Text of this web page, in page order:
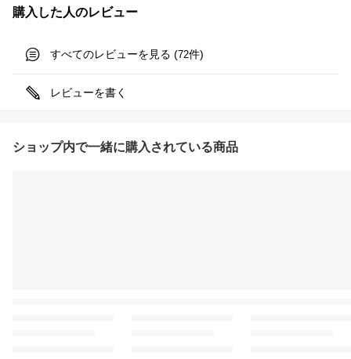
購入した人のレビュー
すべてのレビューを見る (72件)
レビューを書く
ショップ内で一緒に購入されている商品